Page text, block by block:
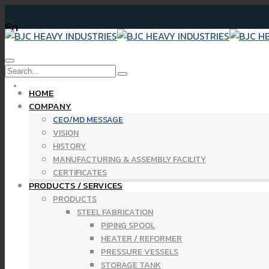
En
HOME
COMPANY
CEO/MD MESSAGE
VISION
HISTORY
MANUFACTURING & ASSEMBLY FACILITY
CERTIFICATES
PRODUCTS / SERVICES
PRODUCTS
STEEL FABRICATION
PIPING SPOOL
HEATER / REFORMER
PRESSURE VESSELS
STORAGE TANK